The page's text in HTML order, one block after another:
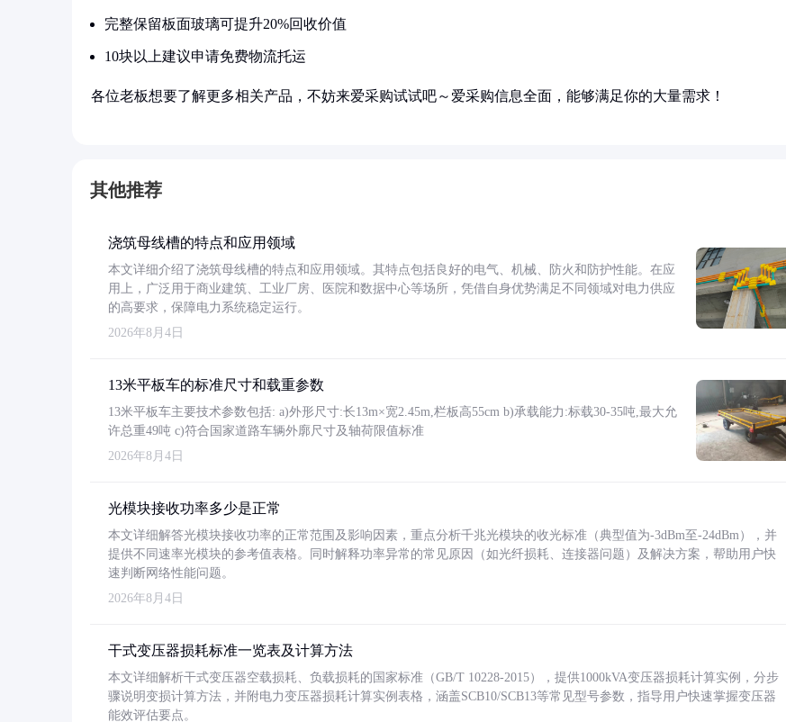
完整保留板面玻璃可提升20%回收价值
10块以上建议申请免费物流托运
各位老板想要了解更多相关产品，不妨来爱采购试试吧～爱采购信息全面，能够满足你的大量需求！
其他推荐
浇筑母线槽的特点和应用领域
本文详细介绍了浇筑母线槽的特点和应用领域。其特点包括良好的电气、机械、防火和防护性能。在应
用上，广泛用于商业建筑、工业厂房、医院和数据中心等场所，凭借自身优势满足不同领域对电力供应
的高要求，保障电力系统稳定运行。
2026年8月4日
13米平板车的标准尺寸和载重参数
13米平板车主要技术参数包括: a)外形尺寸:长13m×宽2.45m,栏板高55cm b)承载能力:标载30-35吨,最大允
许总重49吨 c)符合国家道路车辆外廓尺寸及轴荷限值标准
2026年8月4日
光模块接收功率多少是正常
本文详细解答光模块接收功率的正常范围及影响因素，重点分析千兆光模块的收光标准（典型值为-3dBm至-24dBm），并
提供不同速率光模块的参考值表格。同时解释功率异常的常见原因（如光纤损耗、连接器问题）及解决方案，帮助用户快
速判断网络性能问题。
2026年8月4日
干式变压器损耗标准一览表及计算方法
本文详细解析干式变压器空载损耗、负载损耗的国家标准（GB/T 10228-2015），提供1000kVA变压器损耗计算实例，分步
骤说明变损计算方法，并附电力变压器损耗计算实例表格，涵盖SCB10/SCB13等常见型号参数，指导用户快速掌握变压器
能效评估要点。